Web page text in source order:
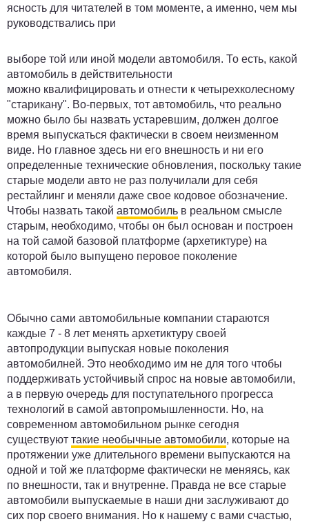
ясность для читателей в том моменте, а именно, чем мы
руководствались при
выборе той или иной модели автомобиля. То есть, какой
автомобиль в действительности
можно квалифицировать и отнести к четырехколесному
"старикану". Во-первых, тот автомобиль, что реально
можно было бы назвать устаревшим, должен долгое
время выпускаться фактически в своем неизменном
виде. Но главное здесь ни его внешность и ни его
определенные технические обновления, поскольку такие
старые модели авто не раз получилали для себя
рестайлинг и меняли даже свое кодовое обозначение.
Чтобы назвать такой автомобиль в реальном смысле
старым, необходимо, чтобы он был основан и построен
на той самой базовой платформе (архетиктуре) на
которой было выпущено перовое поколение
автомобиля.
Обычно сами автомобильные компании стараются
каждые 7 - 8 лет менять архетиктуру своей
автопродукции выпуская новые поколения
автомобилней. Это необходимо им не для того чтобы
поддерживать устойчивый спрос на новые автомобили,
а в первую очередь для поступательного прогресса
технологий в самой автопромышленности. Но, на
современном автомобильном рынке сегодня
существуют такие необычные автомобили, которые на
протяжении уже длительного времени выпускаются на
одной и той же платформе фактически не меняясь, как
по внешности, так и внутренне. Правда не все старые
автомобили выпускаемые в наши дни заслуживают до
сих пор своего внимания. Но к нашему с вами счастью,